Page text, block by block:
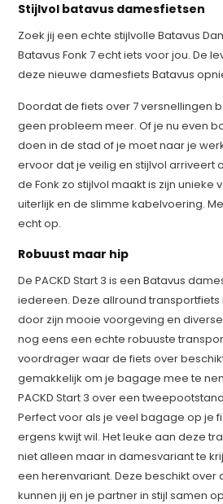
Stijlvol batavus damesfietsen
Zoek jij een echte stijlvolle Batavus
Batavus Fonk 7 echt iets voor jou. De
deze nieuwe damesfiets Batavus
Doordat de fiets over 7 versnellingen
geen probleem meer. Of je nu even
doen in de stad of je moet naar je
ervoor dat je veilig en stijlvol arriveert
de Fonk zo stijlvol maakt is zijn unieke
uiterlijk en de slimme kabelvoering.
echt op.
Robuust maar hip
De PACKD Start 3 is een Batavus
iedereen. Deze allround transportfiets
door zijn mooie voorgeving en
nog eens een echte robuuste
voordrager waar de fiets over
gemakkelijk om je bagage mee te
PACKD Start 3 over een
Perfect voor als je veel bagage op je
ergens kwijt wil. Het leuke aan deze
niet alleen maar in damesvariant te
een herenvariant. Deze beschikt over
kunnen jij en je partner in stijl samen